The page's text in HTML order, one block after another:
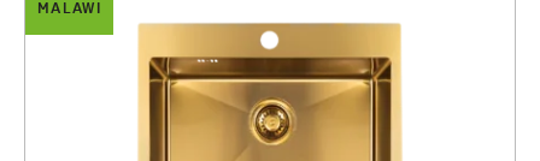
MALAWI